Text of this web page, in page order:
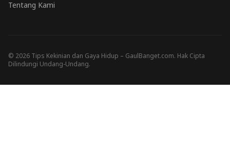
Tentang Kami
© 2026 Tips Kekinian dan Gaya Hidup – GaulBanget.com. Hak Cipta
Dilindungi Undang-Undang.